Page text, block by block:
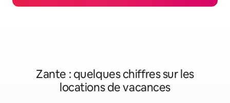
Zante : quelques chiffres sur les
locations de vacances